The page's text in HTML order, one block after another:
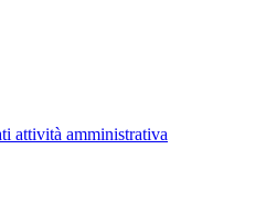
attività amministrativa